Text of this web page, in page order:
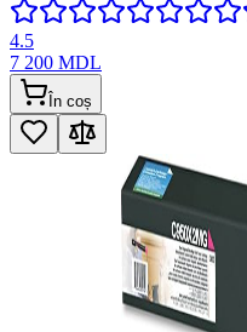
4.5
7 200 MDL
În coș